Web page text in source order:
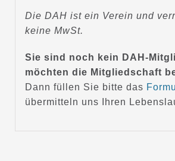
Die DAH ist ein Verein und
keine MwSt.
Sie sind noch kein DAH-
möchten die Mitgliedschaft
Dann füllen Sie bitte das
übermitteln uns Ihren